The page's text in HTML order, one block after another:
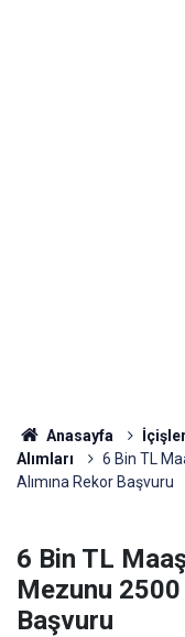
Anasayfa
Alımları
6 Bin TL
Alımına Rekor Başvuru
6 Bin TL
Mezunu 2500
Başvuru